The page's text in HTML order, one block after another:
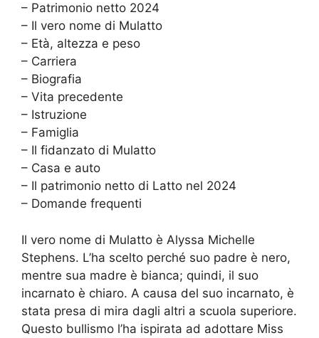
– Patrimonio netto 2024
– Il vero nome di Mulatto
– Età, altezza e peso
– Carriera
– Biografia
– Vita precedente
– Istruzione
– Famiglia
– Il fidanzato di Mulatto
– Casa e auto
– Il patrimonio netto di Latto nel 2024
– Domande frequenti
Il vero nome di Mulatto è Alyssa Michelle
Stephens. L’ha scelto perché suo padre è nero,
mentre sua madre è bianca; quindi, il suo
incarnato è chiaro. A causa del suo incarnato, è
stata presa di mira dagli altri a scuola superiore.
Questo bullismo l’ha ispirata ad adottare Miss